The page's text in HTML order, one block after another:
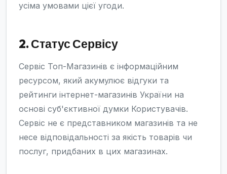
усіма умовами цієї угоди.
2. Статус Сервісу
Сервіс Топ-Магазинів є інформаційним
ресурсом, який акумулює відгуки та
рейтинги інтернет-магазинів України на
основі суб'єктивної думки Користувачів.
Сервіс не є представником магазинів та не
несе відповідальності за якість товарів чи
послуг, придбаних в цих магазинах.